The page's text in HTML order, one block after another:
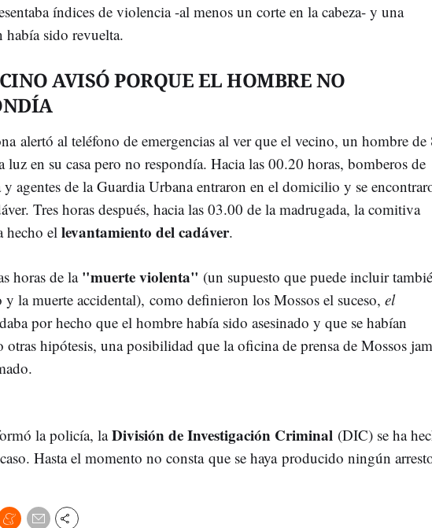
índices de violencia -al menos un corte en la cabeza- y una
había sido revuelta.
AVISÓ PORQUE EL HOMBRE NO
alertó al teléfono de emergencias al ver que el vecino, un hombre de
luz en su casa pero no respondía. Hacia las 00.20 horas, bomberos de
y agentes de la Guardia Urbana entraron en el domicilio y se
Tres horas después, hacia las 03.00 de la madrugada, la comitiva
hecho el levantamiento del cadáver.
horas de la "muerte violenta" (un supuesto que puede incluir
la muerte accidental), como definieron los Mossos el suceso, el
daba por hecho que el hombre había sido asesinado y que se habían
otras hipótesis, una posibilidad que la oficina de prensa de Mossos
la policía, laDivisión de Investigación Criminal (DIC) se ha
Hasta el momento no consta que se haya producido ningún